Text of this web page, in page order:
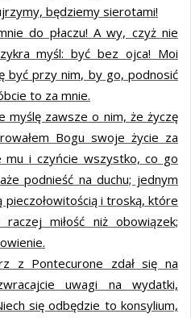
będziemy sierotami!
do płaczu! A wy, czyż nie
myśl: być bez ojca! Moi
być przy nim, by go, podnosić
to za mnie.
myślę zawsze o nim, że życzę
Bogu swoje życie za
mu i czyńcie wszystko, co go
podnieść na duchu; jednym
i troską, które
miłość niż obowiązek;
z Pontecurone zdał się na
uwagi na wydatki,
się odbędzie to konsylium,